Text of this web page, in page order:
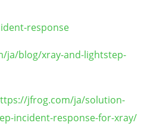
response
ja/blog/xray-and-lightstep-
jfrog.com/ja/solution-
incident-response-for-xray/